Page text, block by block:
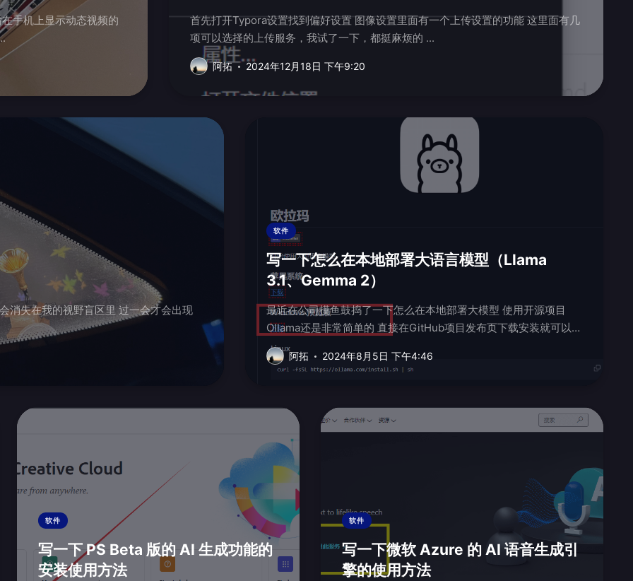
...
首先打开Typora设置找到偏好设置 图像设置里面有一个上传设置的功能 这里面有几
项可以选择的上传服务，我试了一下，都挺麻烦的 ...
阿拓 2024年12月18日 下午9:20
视野盲区里 过一会才会出现
软件
写一下怎么在本地部署大语言模型（Llama
3.1、Gemma 2）
最近在公司摸鱼鼓捣了一下怎么在本地部署大模型 使用开源项目
Ollama还是非常简单的 直接在GitHub项目发布页下载安装就可以了
我是用的wi...
阿拓 2024年8月5日 下午4:46
软件
写一下 PS Beta 版的 AI 生成功能的
安装使用方法
软件
写一下微软 Azure 的 AI 语音生成引
擎的使用方法